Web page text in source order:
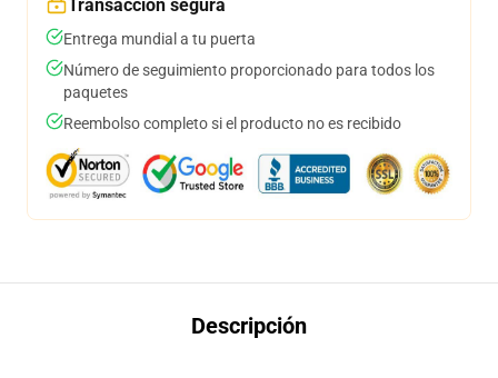
Transacción segura
Entrega mundial a tu puerta
Número de seguimiento proporcionado para todos los
paquetes
Reembolso completo si el producto no es recibido
Descripción